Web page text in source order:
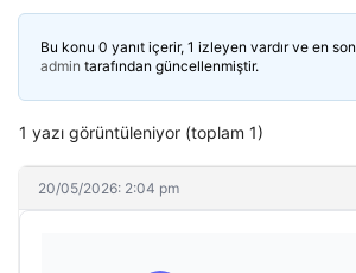
Bu konu 0 yanıt içerir, 1 izleyen vardır ve en son
admin tarafından güncellenmiştir.
1 yazı görüntüleniyor (toplam 1)
20/05/2026: 2:04 pm